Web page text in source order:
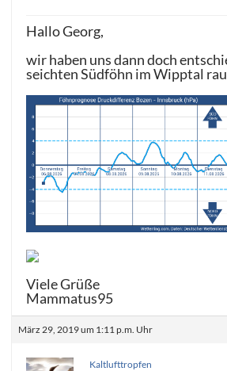
Hallo Georg,
wir haben uns dann doch
seichten Südföhn im Wipptal
Viele Grüße
Mammatus95
März 29, 2019 um 1:11 p.m. Uhr
Kaltlufttropfen